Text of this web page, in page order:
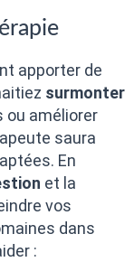
apporter de
surmonter
ou améliorer
saura
En
et la
vos
dans
: